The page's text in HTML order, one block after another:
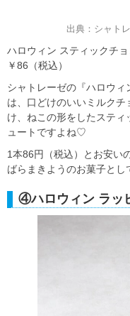
出典：シャト
ハロウィン スティックチ
￥86（税込）
シャトレーゼの『ハロウィ
は、口どけのいいミルク
け、ねこの形をしたステ
ュートですよね♡
1本86円（税込）とお安い
ばらまきようのお菓子とし
④ハロウィン ラッ